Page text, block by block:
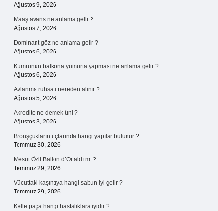
Ağustos 9, 2026
Maaş avans ne anlama gelir ?
Ağustos 7, 2026
Dominant göz ne anlama gelir ?
Ağustos 6, 2026
Kumrunun balkona yumurta yapması ne anlama gelir ?
Ağustos 6, 2026
Avlanma ruhsatı nereden alınır ?
Ağustos 5, 2026
Akredite ne demek üni ?
Ağustos 3, 2026
Bronşçukların uçlarında hangi yapılar bulunur ?
Temmuz 30, 2026
Mesut Özil Ballon d’Or aldı mı ?
Temmuz 29, 2026
Vücuttaki kaşıntıya hangi sabun iyi gelir ?
Temmuz 29, 2026
Kelle paça hangi hastalıklara iyidir ?